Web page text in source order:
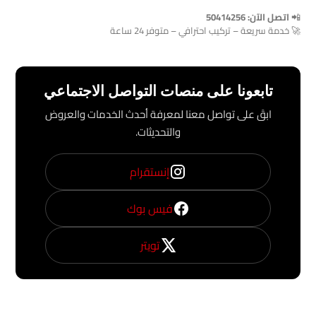
📲اتصل الآن: 50414256
🚀 خدمة سريعة – تركيب احترافي – متوفر 24 ساعة
تابعونا على منصات التواصل الاجتماعي
ابقَ على تواصل معنا لمعرفة أحدث الخدمات والعروض
والتحديثات.
إنستقرام
فيس بوك
تويتر